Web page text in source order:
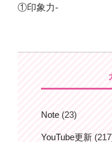
①印象力-
Note (23)
YouTube更新